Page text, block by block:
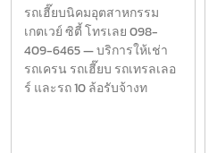
รถเฮี๊ยบนิคมอุตสาหกรรม
เกตเวย์ ซิตี้ โทรเลย 098-
409-6465 — บริการให้เช่า
รถเครน รถเฮี๊ยบ รถเทรลเลอ
ร์ และรถ 10 ล้อรับจ้างท